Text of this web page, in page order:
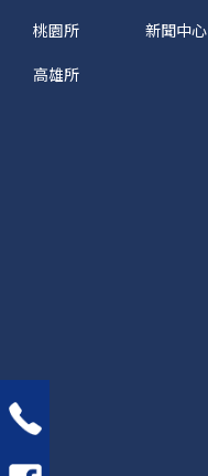
桃園所
高雄所
新聞中心